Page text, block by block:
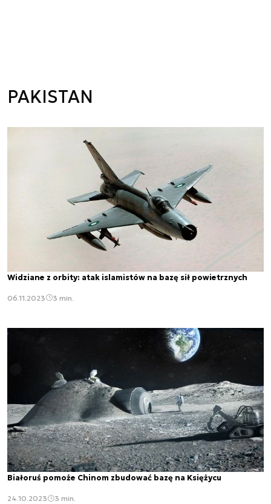
PAKISTAN
Widziane z orbity: atak islamistów na bazę sił powietrznych
06.11.2023 3 min.
Białoruś pomoże Chinom zbudować bazę na Księżycu
24.10.2023 3 min.